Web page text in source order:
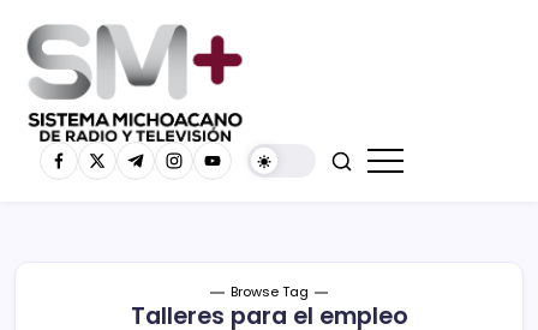
Browse Tag
Talleres para el empleo